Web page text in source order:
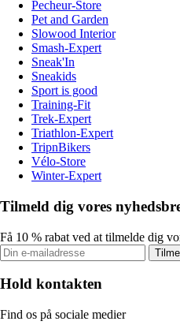
Pecheur-Store
Pet and Garden
Slowood Interior
Smash-Expert
Sneak'In
Sneakids
Sport is good
Training-Fit
Trek-Expert
Triathlon-Expert
TripnBikers
Vélo-Store
Winter-Expert
Tilmeld dig vores
Få 10 % rabat ved at tilmelde dig
Hold kontakten
Find os på sociale medier